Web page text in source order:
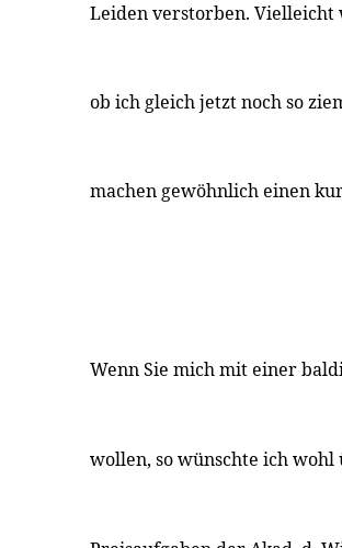
Leiden verstorben.
ob ich gleich jetzt noch so
machen gewöhnlich einen
Wenn Sie mich mit einer
wollen, so wünschte ich